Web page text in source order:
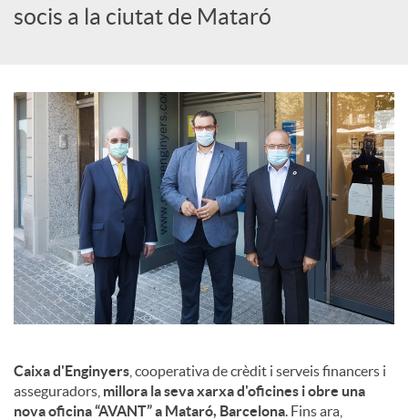
c
i
a
l
s
socis a la ciutat de Mataró
Caixa d'Enginyers , cooperativa de crèdit i serveis financers i
asseguradors, millora la seva xarxa d'oficines i obre una
nova oficina “AVANT” a Mataró, Barcelona . Fins ara,